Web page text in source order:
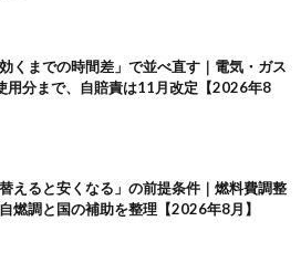
くまでの時間差」で並べ直す｜電気・ガス
用分まで、自賠責は11月改定【2026年8
替えると安くなる」の前提条件｜燃料費調整
燃調と国の補助を整理【2026年8月】